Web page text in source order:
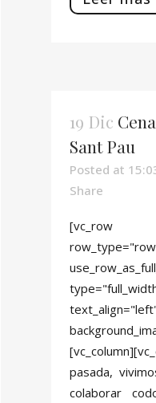
19 Dic
Sant Pau
Posted at
Share
[vc_row
pasada,
colaborar